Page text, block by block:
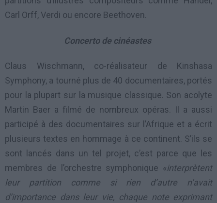
Carl Orff, Verdi ou encore Beethoven.
Concerto de cinéastes
Claus Wischmann, co-réalisateur de Kinshasa
Symphony, a tourné plus de 40 documentaires, portés
pour la plupart sur la musique classique. Son acolyte
Martin Baer a filmé de nombreux opéras. Il a aussi
participé à des documentaires sur l’Afrique et a écrit
plusieurs textes en hommage à ce continent. S’ils se
sont lancés dans un tel projet, c’est parce que les
membres de l’orchestre symphonique «interprètent
leur partition comme si rien d’autre n’avait
d’importance dans leur vie, chaque note exprimant